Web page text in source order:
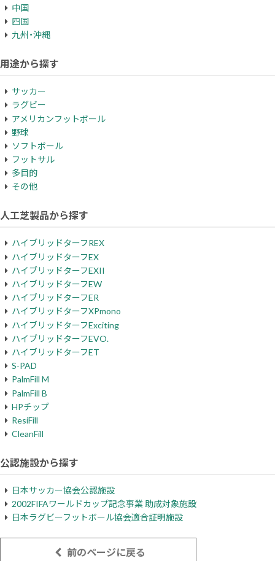
中国
四国
九州・沖縄
用途から探す
サッカー
ラグビー
アメリカンフットボール
野球
ソフトボール
フットサル
多目的
その他
人工芝製品から探す
ハイブリッドターフREX
ハイブリッドターフEX
ハイブリッドターフEXII
ハイブリッドターフEW
ハイブリッドターフER
ハイブリッドターフXPmono
ハイブリッドターフExciting
ハイブリッドターフEVO.
ハイブリッドターフET
S-PAD
PalmFill M
PalmFill B
HPチップ
ResiFill
CleanFill
公認施設から探す
日本サッカー協会公認施設
2002FIFAワールドカップ記念事業 助成対象施設
日本ラグビーフットボール協会適合証明施設
前のページに戻る